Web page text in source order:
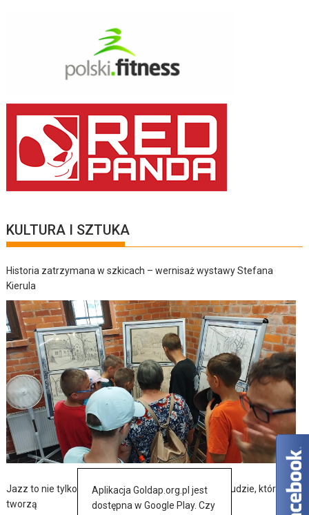
KULTURA I SZTUKA
Historia zatrzymana w szkicach – wernisaż wystawy Stefana
Kierula
Jazz to nie tylko muzyka – to także historia, pasja i ludzie, którzy ją
tworzą
Aplikacja Goldap.org.pl jest
dostępna w Google Play. Czy